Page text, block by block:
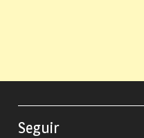
Seguir